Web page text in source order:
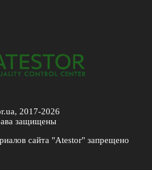
2017-2026
защищены
сайта "Atestor" запрещено